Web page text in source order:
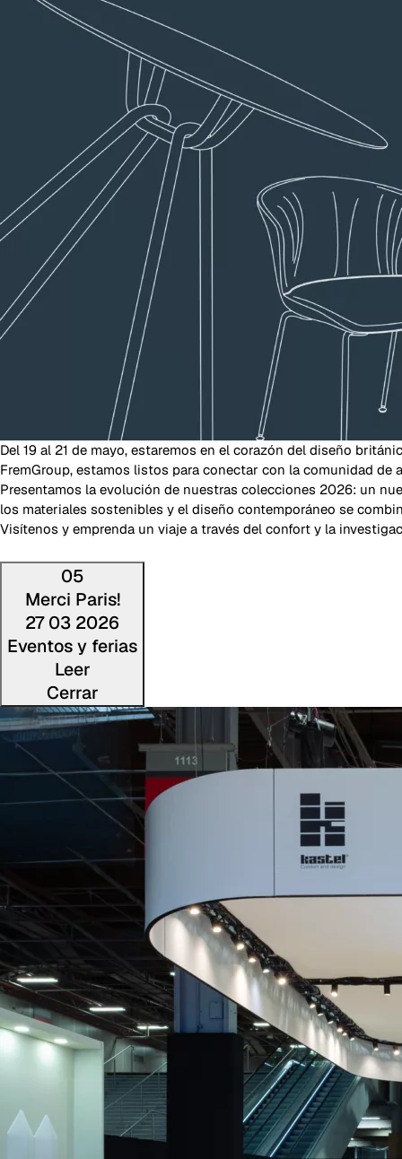
Del 19 al 21 de mayo, estaremos en el corazón del diseño
FremGroup, estamos listos para conectar con la comunidad de
Presentamos la evolución de nuestras colecciones 2026: un
los materiales sostenibles y el diseño contemporáneo se
Visítenos y emprenda un viaje a través del confort y la
05
Merci Paris!
27 03 2026
Eventos y ferias
Leer
CerrarLee la